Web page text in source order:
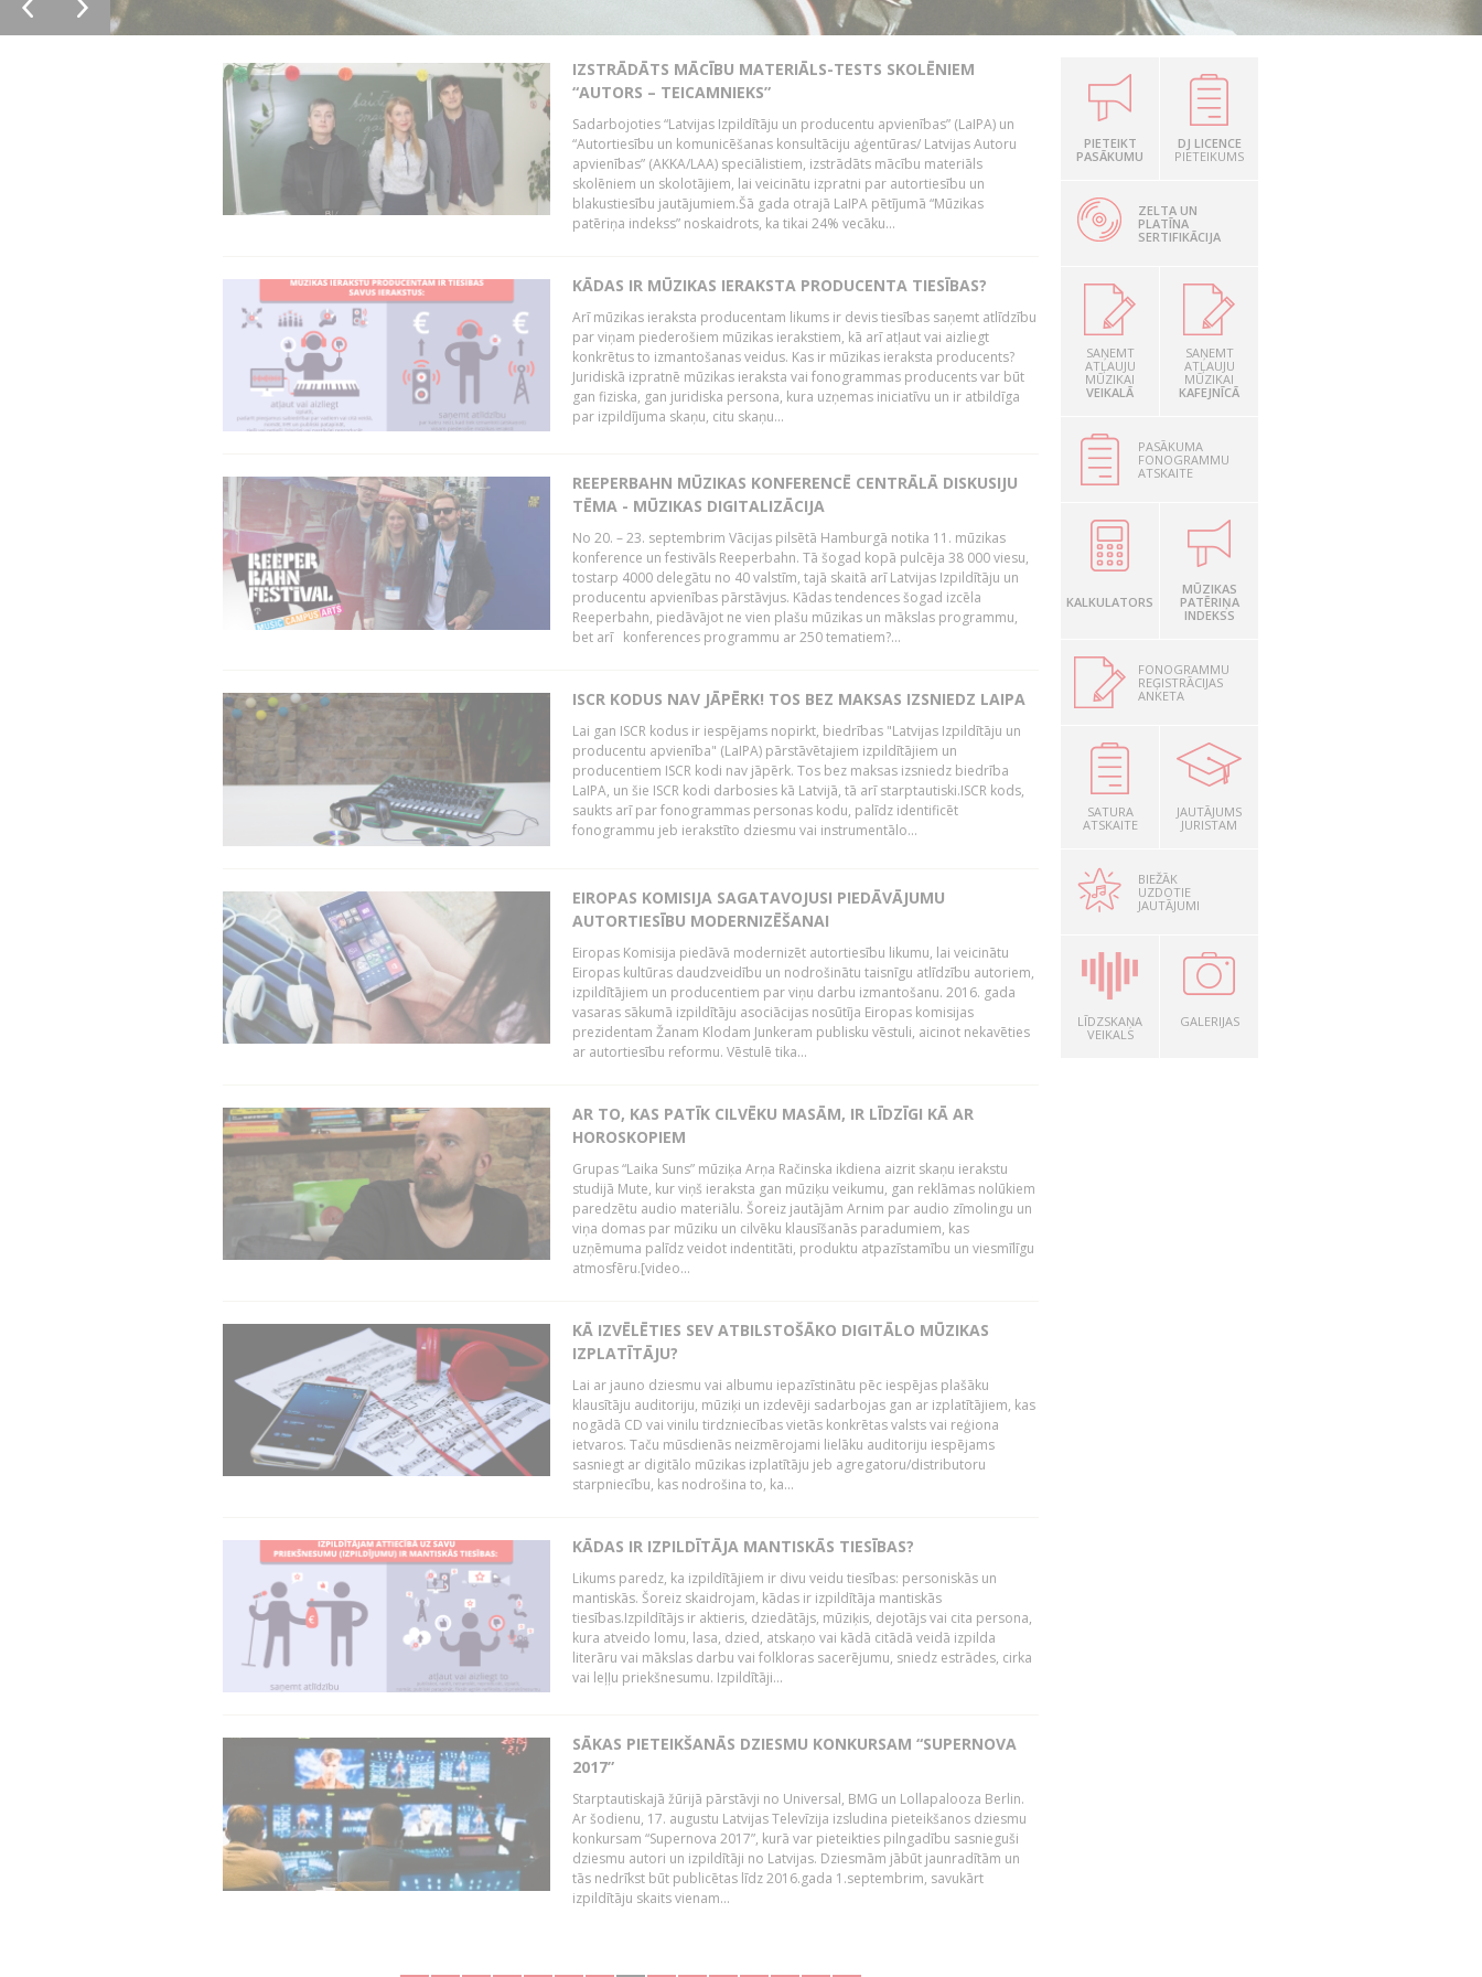
IZSTRĀDĀTS MĀCĪBU MATERIĀLS-TESTS SKOLĒNIEM
“AUTORS – TEICAMNIEKS”
Sadarbojoties “Latvijas Izpildītāju un producentu apvienības” (LaIPA) un
“Autortiesību un komunicēšanas konsultāciju aģentūras/ Latvijas Autoru
apvienības” (AKKA/LAA) speciālistiem, izstrādāts mācību materiāls
skolēniem un skolotājiem, lai veicinātu izpratni par autortiesību un
blakustiesību jautājumiem.Šā gada otrajā LaIPA pētījumā “Mūzikas
patēriņa indekss” noskaidrots, ka tikai 24% vecāku...
KĀDAS IR MŪZIKAS IERAKSTA PRODUCENTA TIESĪBAS?
Arī mūzikas ieraksta producentam likums ir devis tiesības saņemt atlīdzību
par viņam piederošiem mūzikas ierakstiem, kā arī atļaut vai aizliegt
konkrētus to izmantošanas veidus. Kas ir mūzikas ieraksta producents?
Juridiskā izpratnē mūzikas ieraksta vai fonogrammas producents var būt
gan fiziska, gan juridiska persona, kura uzņemas iniciatīvu un ir atbildīga
par izpildījuma skaņu, citu skaņu...
REEPERBAHN MŪZIKAS KONFERENCĒ CENTRĀLĀ DISKUSIJU
TĒMA - MŪZIKAS DIGITALIZĀCIJA
No 20. – 23. septembrim Vācijas pilsētā Hamburgā notika 11. mūzikas
konference un festivāls Reeperbahn. Tā šogad kopā pulcēja 38 000 viesu,
tostarp 4000 delegātu no 40 valstīm, tajā skaitā arī Latvijas Izpildītāju un
producentu apvienības pārstāvjus. Kādas tendences šogad izcēla
Reeperbahn, piedāvājot ne vien plašu mūzikas un mākslas programmu,
bet arī konferences programmu ar 250 tematiem?...
ISCR KODUS NAV JĀPĒRK! TOS BEZ MAKSAS IZSNIEDZ LAIPA
Lai gan ISCR kodus ir iespējams nopirkt, biedrības "Latvijas Izpildītāju un
producentu apvienība" (LaIPA) pārstāvētajiem izpildītājiem un
producentiem ISCR kodi nav jāpērk. Tos bez maksas izsniedz biedrība
LaIPA, un šie ISCR kodi darbosies kā Latvijā, tā arī starptautiski.ISCR kods,
saukts arī par fonogrammas personas kodu, palīdz identificēt
fonogrammu jeb ierakstīto dziesmu vai instrumentālo...
EIROPAS KOMISIJA SAGATAVOJUSI PIEDĀVĀJUMU
AUTORTIESĪBU MODERNIZĒŠANAI
Eiropas Komisija piedāvā modernizēt autortiesību likumu, lai veicinātu
Eiropas kultūras daudzveidību un nodrošinātu taisnīgu atlīdzību autoriem,
izpildītājiem un producentiem par viņu darbu izmantošanu. 2016. gada
vasaras sākumā izpildītāju asociācijas nosūtīja Eiropas komisijas
prezidentam Žanam Klodam Junkeram publisku vēstuli, aicinot nekavēties
ar autortiesību reformu. Vēstulē tika...
AR TO, KAS PATĪK CILVĒKU MASĀM, IR LĪDZĪGI KĀ AR
HOROSKOPIEM
Grupas “Laika Suns” mūziķa Arņa Račinska ikdiena aizrit skaņu ierakstu
studijā Mute, kur viņš ieraksta gan mūziķu veikumu, gan reklāmas nolūkiem
paredzētu audio materiālu. Šoreiz jautājām Arnim par audio zīmolingu un
viņa domas par mūziku un cilvēku klausīšanās paradumiem, kas
uzņēmuma palīdz veidot indentitāti, produktu atpazīstamību un viesmīlīgu
atmosfēru.[video...
KĀ IZVĒLĒTIES SEV ATBILSTOŠĀKO DIGITĀLO MŪZIKAS
IZPLATĪTĀJU?
Lai ar jauno dziesmu vai albumu iepazīstinātu pēc iespējas plašāku
klausītāju auditoriju, mūziķi un izdevēji sadarbojas gan ar izplatītājiem, kas
nogādā CD vai vinilu tirdzniecības vietās konkrētas valsts vai reģiona
ietvaros. Taču mūsdienās neizmērojami lielāku auditoriju iespējams
sasniegt ar digitālo mūzikas izplatītāju jeb agregatoru/distributoru
starpniecību, kas nodrošina to, ka...
KĀDAS IR IZPILDĪTĀJA MANTISKĀS TIESĪBAS?
Likums paredz, ka izpildītājiem ir divu veidu tiesības: personiskās un
mantiskās. Šoreiz skaidrojam, kādas ir izpildītāja mantiskās
tiesības.Izpildītājs ir aktieris, dziedātājs, mūziķis, dejotājs vai cita persona,
kura atveido lomu, lasa, dzied, atskaņo vai kādā citādā veidā izpilda
literāru vai mākslas darbu vai folkloras sacerējumu, sniedz estrādes, cirka
vai leļļu priekšnesumu. Izpildītāji...
SĀKAS PIETEIKŠANĀS DZIESMU KONKURSAM “SUPERNOVA
2017”
Starptautiskajā žūrijā pārstāvji no Universal, BMG un Lollapalooza Berlin.
Ar šodienu, 17. augustu Latvijas Televīzija izsludina pieteikšanos dziesmu
konkursam “Supernova 2017”, kurā var pieteikties pilngadību sasnieguši
dziesmu autori un izpildītāji no Latvijas. Dziesmām jābūt jaunradītām un
tās nedrīkst būt publicētas līdz 2016.gada 1.septembrim, savukārt
izpildītāju skaits vienam...
PIETEIKT
PASĀKUMU
DJ LICENCE
PIETEIKUMS
ZELTA UN
PLATĪNA
SERTIFIKĀCIJA
SAŅEMT
ATĻAUJU
MŪZIKAI
VEIKALĀ
SAŅEMT
ATĻAUJU
MŪZIKAI
KAFEJNĪCĀ
PASĀKUMA
FONOGRAMMU
ATSKAITE
KALKULATORS
MŪZIKAS
PATĒRIŅA
INDEKSS
FONOGRAMMU
REĢISTRĀCIJAS
ANKETA
SATURA
ATSKAITE
JAUTĀJUMS
JURISTAM
BIEŽĀK
UZDOTIE
JAUTĀJUMI
LĪDZSKAŅA
VEIKALS
GALERIJAS